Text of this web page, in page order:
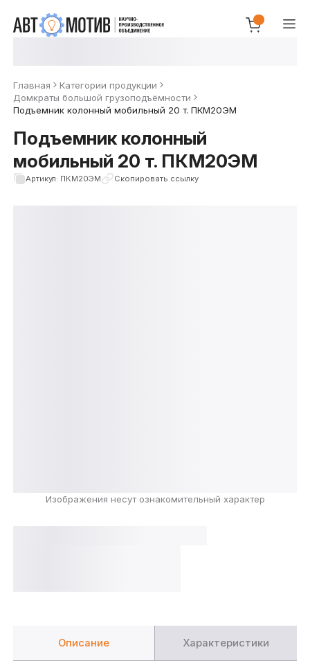
Главная
Категории продукции
Домкраты большой грузоподъёмности
Подъемник колонный мобильный 20 т. ПКМ20ЭМ
Подъемник колонный
мобильный 20 т. ПКМ20ЭМ
Артикул: ПКМ20ЭМ Скопировать ссылку
Изображения несут ознакомительный характер
Описание Характеристики